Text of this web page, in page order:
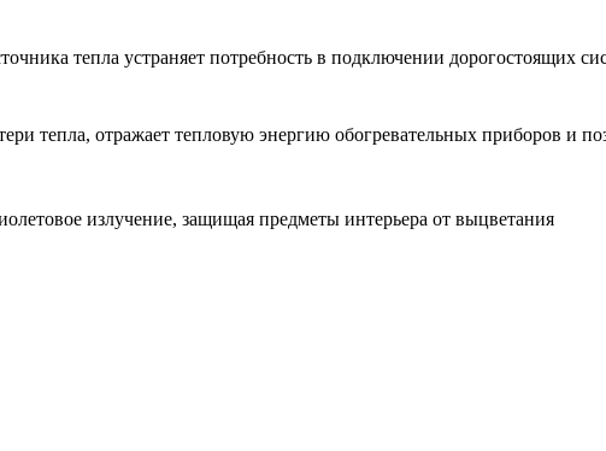
тепла устраняет потребность в подключении дорогостоящих
тепла, отражает тепловую энергию обогревательных приборов и
излучение, защищая предметы интерьера от выцветания